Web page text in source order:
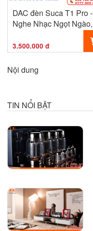
DAC đèn Suca T1 Pro -
Nghe Nhạc Ngọt Ngào,
3.500.000 đ
Nội dung
TIN NỔI BẬT